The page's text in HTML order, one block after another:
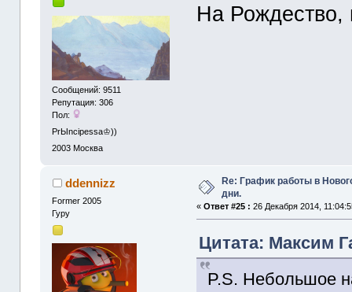
Сообщений: 9511
Репутация: 306
Пол:
PrЫncipessa♔))
2003 Москва
На Рождество,
ddennizz
Former 2005
Гуру
Re: График работы в
дни.
«Ответ #25 : 26 Декабря 2014,
Цитата: Максим
P.S. Небольшое